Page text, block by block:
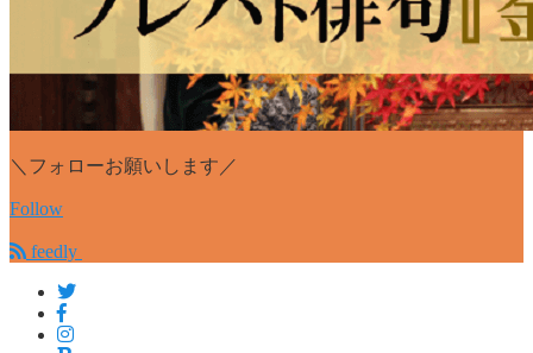
＼フォローお願いします／
Follow
feedly